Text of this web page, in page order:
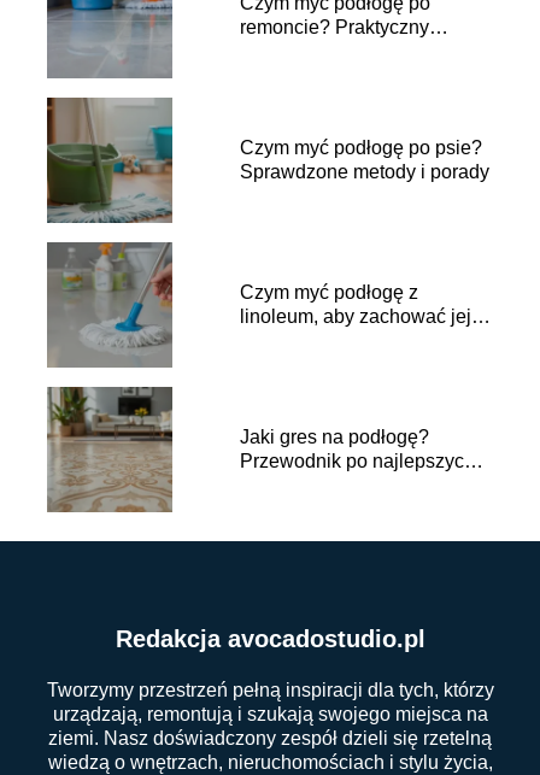
remoncie? Praktyczny
Czym myć podłogę po psie?
Sprawdzone metody i porady
Czym myć podłogę z
linoleum, aby zachować jej
Jaki gres na podłogę?
Przewodnik po najlepszych
Redakcja avocadostudio.pl
Tworzymy przestrzeń pełną inspiracji dla tych, którzy
urządzają, remontują i szukają swojego miejsca na
ziemi. Nasz doświadczony zespół dzieli się rzetelną
wiedzą o wnętrzach, nieruchomościach i stylu życia,